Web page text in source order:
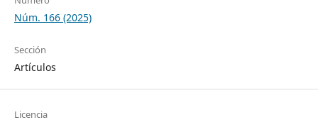
Núm. 166 (2025)
Sección
Artículos
Licencia